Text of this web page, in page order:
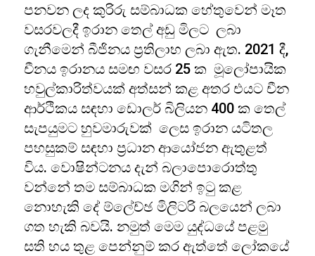
පනවන ලද කුරිරු සම්බාධක හේතුවෙන් මෑත
වසරවලදී ඉරාන තෙල් අඩු මිලට ලබා
ගැනීමෙන් බීජිනය ප්‍රතිලාභ ලබා ඇත. 2021 දී,
චීනය ඉරානය සමඟ වසර 25 ක මූලෝපායික
හවුල්කාරිත්වයක් අත්සන් කළ අතර එයට චීන
ආර්ථිකය සඳහා ඩොලර් බිලියන 400 ක තෙල්
සැපයුමට හුවමාරුවක් ලෙස ඉරාන යටිතල
පහසුකම් සඳහා ප්‍රධාන ආයෝජන ඇතුළත්
විය. වොෂින්ටනය දැන් බලාපොරොත්තු
වන්නේ තම සම්බාධක මගින් ඉටු කළ
නොහැකි දේ ම්ලේච්ඡ මිලිටරි බලයෙන් ලබා
ගත හැකි බවයි. නමුත් මෙම යුද්ධයේ පළමු
සති හය තුළ පෙන්නුම් කර ඇත්තේ ලෝකයේ